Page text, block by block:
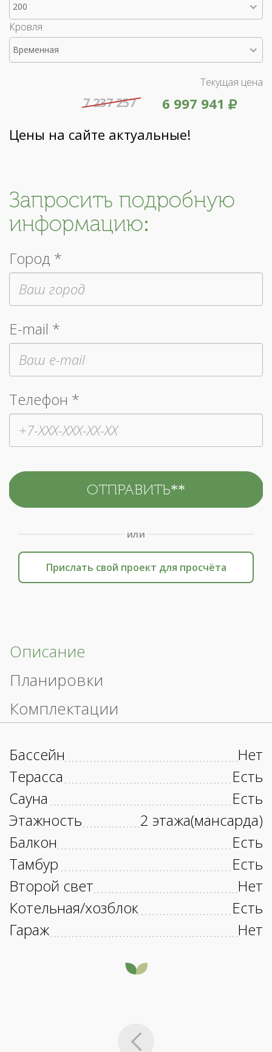
200
Кровля
Временная
Текущая цена
6 997 941
7 237 257
Цены на сайте актуальные!
Запросить подробную
информацию:
Город *
E-mail *
Телефон *
или
Прислать свой проект для просчёта
Описание
Планировки
Комплектации
Бассейн
Нет
Терасса
Есть
Сауна
Есть
Этажность
2 этажа(мансарда)
Балкон
Есть
Тамбур
Есть
Второй свет
Нет
Котельная/хозблок
Есть
Гараж
Нет